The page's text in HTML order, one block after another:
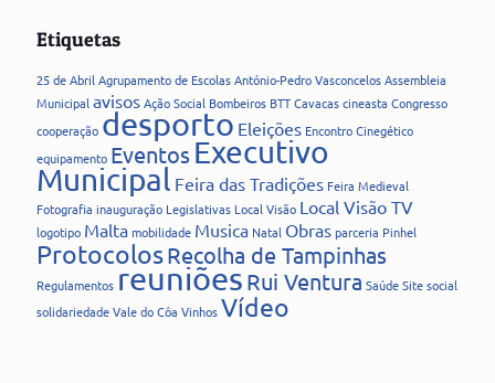
Etiquetas
25 de Abril Agrupamento de EscolasAntónio-Pedro VasconcelosAssembleia
Municipal avisosAção Social Bombeiros BTTCavacascineasta Congresso
cooperação desporto Eleições Encontro Cinegético
equipamento Eventos Executivo
Municipal Feira das Tradições Feira Medieval
Fotografia inauguração Legislativas Local Visão Local Visão TV
logotipo Maltamobilidade Musica Natal Obrasparceria Pinhel
ProtocolosRecolha de Tampinhas
Regulamentos reuniões Rui Ventura SaúdeSitesocial
solidariedadeVale do Côa VinhosVídeo